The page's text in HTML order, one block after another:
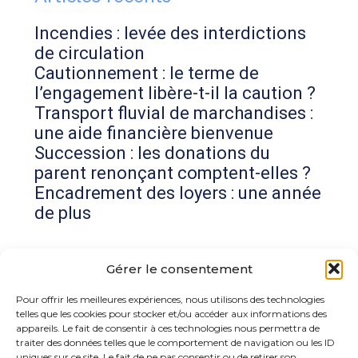
Gérer le consentement
Pour offrir les meilleures expériences, nous utilisons des technologies
telles que les cookies pour stocker et/ou accéder aux informations des
appareils. Le fait de consentir à ces technologies nous permettra de
traiter des données telles que le comportement de navigation ou les ID
Incendies : levée des interdictions
de circulation
Cautionnement : le terme de
l’engagement libère-t-il la caution ?
Transport fluvial de marchandises :
une aide financière bienvenue
Succession : les donations du
parent renonçant comptent-elles ?
Encadrement des loyers : une année
de plus
Commentaires récents
Aucun commentaire à afficher.